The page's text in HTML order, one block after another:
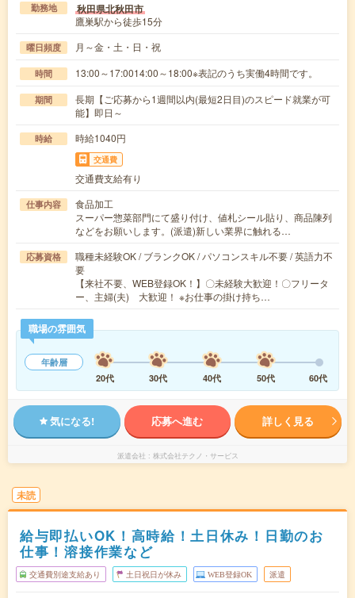
勤務地 秋田県北秋田市
鷹巣駅から徒歩15分
曜日頻度 月～金・土・日・祝
時間 13:00～17:0014:00～18:00※表記のうち実働4時間です。
期間
長期【ご応募から1週間以内(最短2日目)のスピード就業が可
能】即日～
時給 時給1040円
交通費
交通費支給有り
仕事内容
食品加工
スーパー惣菜部門にて盛り付け、値札シール貼り、商品陳列
などをお願いします。(派遣)新しい業界に触れる…
応募資格
職種未経験OK / ブランクOK / パソコンスキル不要 / 英語力不
要
【来社不要、WEB登録OK！】〇未経験大歓迎！〇フリータ
ー、主婦(夫) 大歓迎！ ※お仕事の掛け持ち…
職場の雰囲気
年齢層
20代
30代 40代 50代 60代
気になる! 応募へ進む 詳しく見る
派遣会社 株式会社テクノ・サービス
未読
給与即払いOK！高時給！土日休み！日勤のお
仕事！溶接作業など
交通費別途支給あり 土日祝日が休み WEB登録OK 派遣